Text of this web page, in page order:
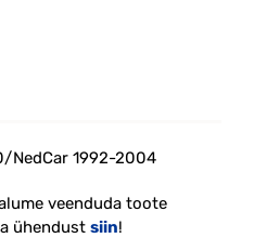
NedCar 1992-2004
veenduda toote
ühendust siin!